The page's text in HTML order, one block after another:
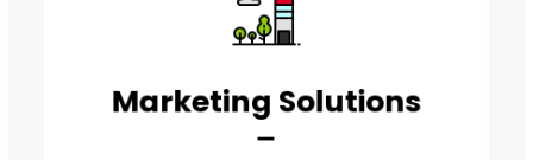
Marketing Solutions
Marketing Solutions
Aenean lacinia bibendum nulla sed
consectetur. Integer posuere era.